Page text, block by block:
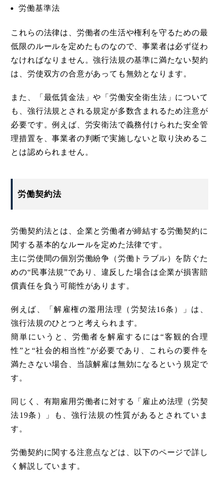
労働基準法
これらの法律は、労働者の生活や権利を守るための最
低限のルールを定めたものなので、事業者は必ず従わ
なければなりません。強行法規の基準に満たない契約
は、労使双方の合意があっても無効となります。
また、「最低賃金法」や「労働安全衛生法」について
も、強行法規とされる規定が多数含まれるため注意が
必要です。例えば、労安衛法で義務付けられた安全管
理措置を、事業者の判断で実施しないと取り決めるこ
とは認められません。
労働契約法
労働契約法とは、企業と労働者が締結する労働契約に
関する基本的なルールを定めた法律です。
主に労使間の個別労働紛争（労働トラブル）を防ぐた
めの“民事法規”であり、違反した場合は企業が損害賠
償責任を負う可能性があります。
例えば、「解雇権の濫用法理（労契法16条）」は、
強行法規のひとつと考えられます。
簡単にいうと、労働者を解雇するには“客観的合理
性”と“社会的相当性”が必要であり、これらの要件を
満たさない場合、当該解雇は無効になるという規定で
す。
同じく、有期雇用労働者に対する「雇止め法理（労契
法19条）」も、強行法規の性質があるとされていま
す。
労働契約に関する注意点などは、以下のページで詳し
く解説しています。